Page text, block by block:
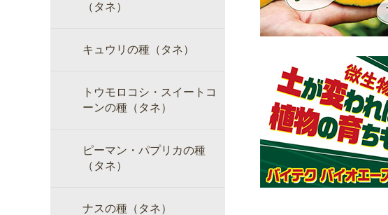
（タネ）
キュウリの種（タネ）
トウモロコシ・スイートコ
ーンの種（タネ）
ピーマン・パプリカの種
（タネ）
ナスの種（タネ）